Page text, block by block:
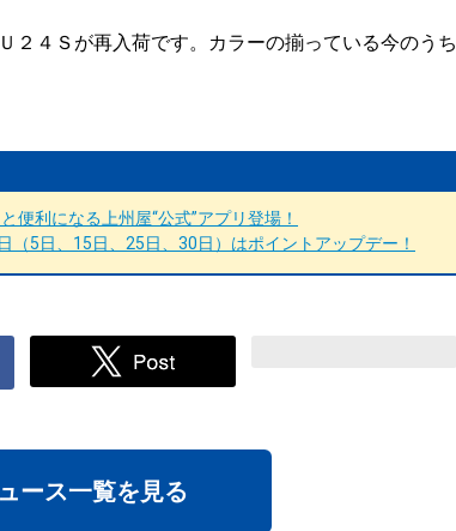
２４Ｓが再入荷です。カラーの揃っている今のうち
便利になる上州屋“公式”アプリ登場！
（5日、15日、25日、30日）はポイントアップデー！
ース一覧を見る